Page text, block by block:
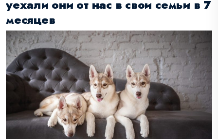
уехали они от нас в свои семьи в 7
месяцев